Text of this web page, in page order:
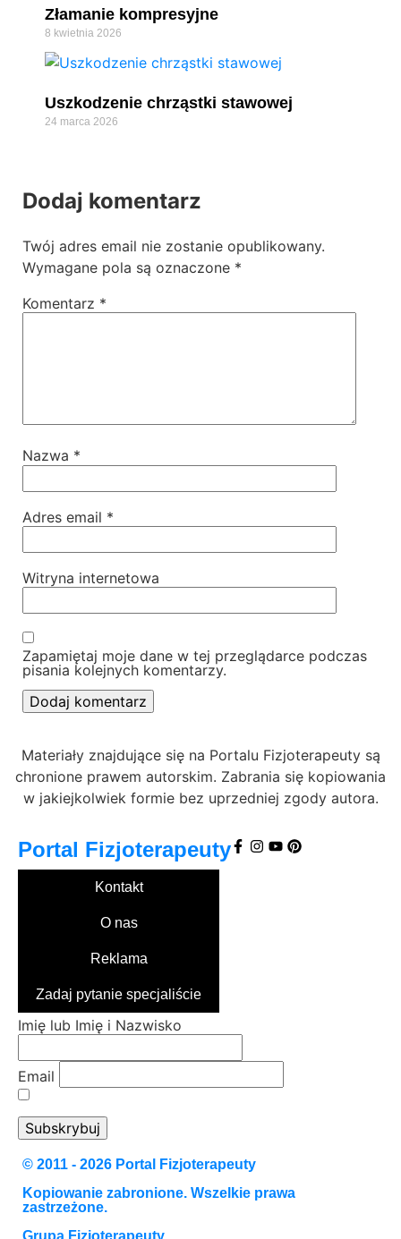
Złamanie kompresyjne
8 kwietnia 2026
Uszkodzenie chrząstki stawowej
24 marca 2026
Dodaj komentarz
Twój adres email nie zostanie opublikowany.
Wymagane pola są oznaczone *
Komentarz *
Nazwa *
Adres email *
Witryna internetowa
Zapamiętaj moje dane w tej przeglądarce podczas
pisania kolejnych komentarzy.
Materiały znajdujące się na Portalu Fizjoterapeuty są
chronione prawem autorskim. Zabrania się kopiowania
w jakiejkolwiek formie bez uprzedniej zgody autora.
Portal Fizjoterapeuty
Kontakt
O nas
Reklama
Zadaj pytanie specjaliście
Imię lub Imię i Nazwisko
Email
© 2011 - 2026 Portal Fizjoterapeuty
Kopiowanie zabronione. Wszelkie prawa
zastrzeżone.
Grupa Fizjoterapeuty